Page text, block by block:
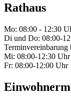
Rathaus
Mo: 08:00 - 12:30
Di und Do: 08:00-
Terminvereinbarung
Mi: 08:00-12:30 Uhr
Fr: 08:00-12:00 Uhr